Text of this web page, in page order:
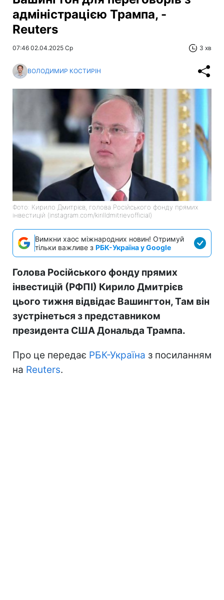
адміністрацією Трампа, -
Reuters
07:46 02.04.2025 Ср 3 хв
ВОЛОДИМИР КОСТИРІН
Фото: Кирило Дмитрієв, голова Російського фонду прямих
інвестицій (instagram.com/kirilldmitrievofficial)
Вимкни хаос міжнародних новин! Отримуй
тільки важливе з РБК-Україна у Google
Голова Російського фонду прямих
інвестицій (РФПІ) Кирило Дмитрієв
цього тижня відвідає Вашингтон, Там він
зустрінеться з представником
президента США Дональда Трампа.
Про це передає РБК-Україна з посиланням
на Reuters.